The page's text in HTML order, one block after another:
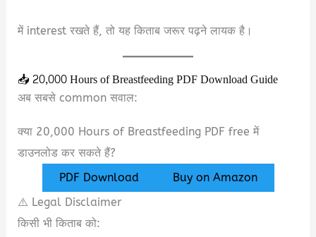
में interest रखते हैं, तो यह किताब जरूर पढ़ने लायक है।
📥 20,000 Hours of Breastfeeding PDF Download Guide
अब सबसे common सवाल:
क्या 20,000 Hours of Breastfeeding PDF free में
डाउनलोड कर सकते हैं?
PDF Download
Buy on Amazon
⚠️ Legal Disclaimer
किसी भी किताब को: